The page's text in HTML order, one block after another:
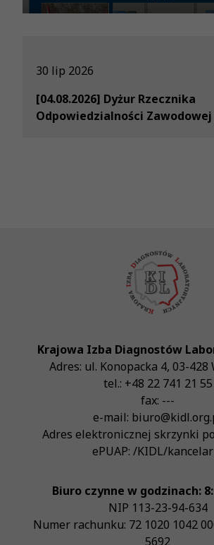
30 lip 2026
[04.08.2026] Dyżur Rzecznika
Odpowiedzialności Zawodowej
Krajowa Izba Diagnostów
Adres: ul. Konopacka 4, 03-428
tel.: +48 22 741 21 55
fax: ---
e-mail:
Adres elektronicznej skrzynki
ePUAP: /KIDL/
Biuro czynne w godzinach:
NIP 113-23-94-634
Numer rachunku: 72 1020 1042
5692